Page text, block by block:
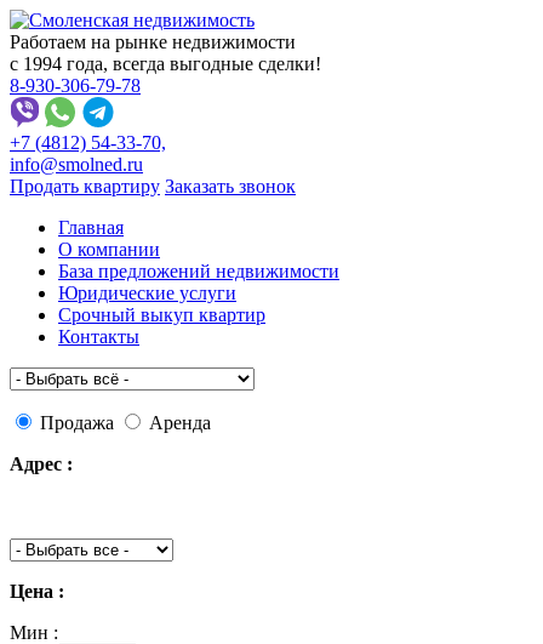
Работаем на рынке недвижимости
с 1994 года, всегда выгодные сделки!
8-930-306-79-78
+7 (4812) 54-33-70,
info@smolned.ru
Продать квартиру Заказать звонок
Главная
О компании
База предложений недвижимости
Юридические услуги
Срочный выкуп квартир
Контакты
Продажа
Аренда
Адрес :
Цена :
Мин :